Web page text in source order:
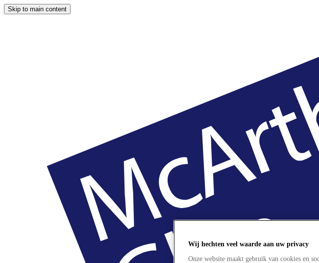
Skip to main content
Wij hechten veel waarde aan uw privacy
Onze website maakt gebruik van cookies en